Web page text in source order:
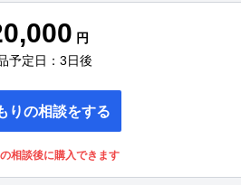
円
予定日：3日後
りの相談をする
相談後に購入できます